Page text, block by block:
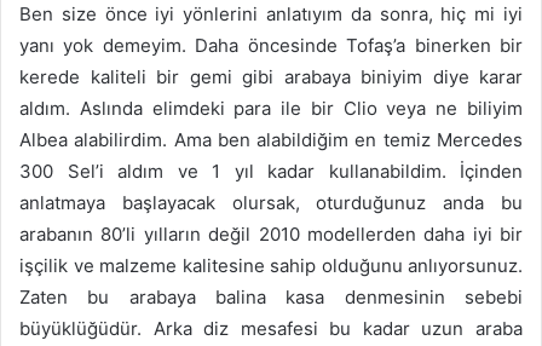
Ben size önce iyi yönlerini anlatıyım da sonra, hiç mi iyi
yanı yok demeyim. Daha öncesinde Tofaş’a binerken bir
kerede kaliteli bir gemi gibi arabaya biniyim diye karar
aldım. Aslında elimdeki para ile bir Clio veya ne biliyim
Albea alabilirdim. Ama ben alabildiğim en temiz Mercedes
300 Sel’i aldım ve 1 yıl kadar kullanabildim. İçinden
anlatmaya başlayacak olursak, oturduğunuz anda bu
arabanın 80’li yılların değil 2010 modellerden daha iyi bir
işçilik ve malzeme kalitesine sahip olduğunu anlıyorsunuz.
Zaten bu arabaya balina kasa denmesinin sebebi
büyüklüğüdür. Arka diz mesafesi bu kadar uzun araba